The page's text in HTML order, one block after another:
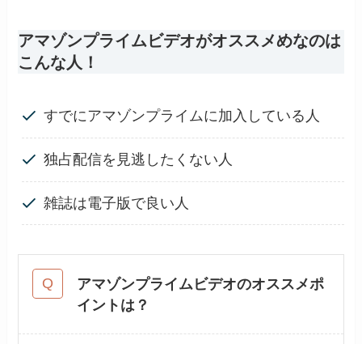
アマゾンプライムビデオがオススメめなのは
こんな人！
すでにアマゾンプライムに加入している人
独占配信を見逃したくない人
雑誌は電子版で良い人
アマゾンプライムビデオのオススメポ
イントは？